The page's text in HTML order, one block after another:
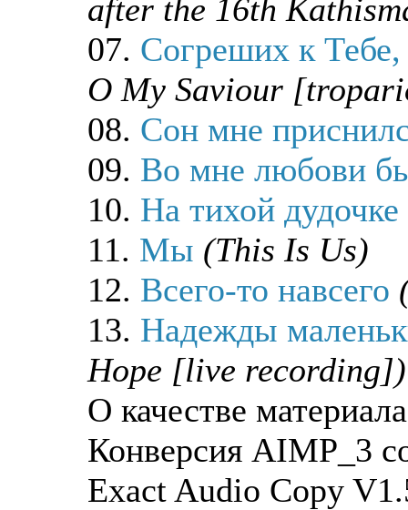
after the 16th
07. Согреших к
O My Saviour
08. Сон мне
09. Во мне любови
10. На тихой
11. Мы (This Is Us)
12. Всего-то навсего
13. Надежды
Hope [live recording])
О качестве материала
Конверсия AIMP_3
Exact Audio Copy